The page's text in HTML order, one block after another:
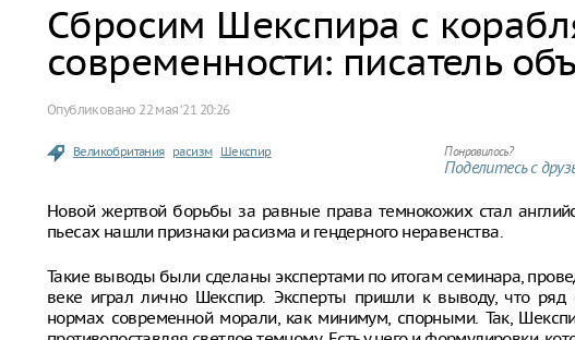
Сбросим Шекспира с
современности: писатель
Опубликовано 22 мая ‘21 20:26
Великобритания расизм Шекспир Понравилось?
Поделитесь с
Новой жертвой борьбы за равные права темнокожих стал
пьесах нашли признаки расизма и гендерного неравенства.
Такие выводы были сделаны экспертами по итогам семинара,
веке играл лично Шекспир. Эксперты пришли к выводу, что
нормах современной морали, как минимум, спорными. Так,